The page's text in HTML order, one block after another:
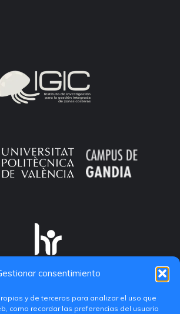
consentimiento
y de terceros para analizar el uso que
como recordar las preferencias del usuario